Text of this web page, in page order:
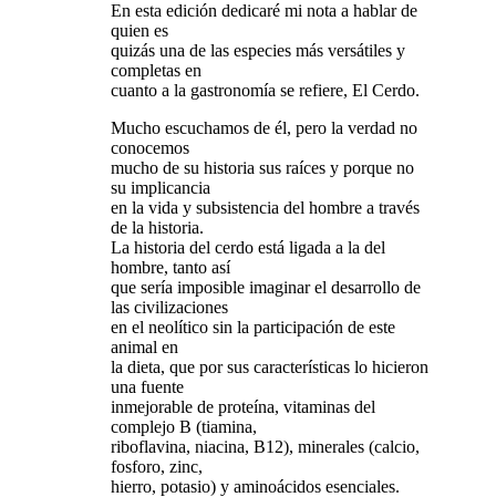
En esta edición dedicaré mi nota a hablar de
quien es
quizás una de las especies más versátiles y
completas en
cuanto a la gastronomía se refiere, El Cerdo.
Mucho escuchamos de él, pero la verdad no
conocemos
mucho de su historia sus raíces y porque no
su implicancia
en la vida y subsistencia del hombre a través
de la historia.
La historia del cerdo está ligada a la del
hombre, tanto así
que sería imposible imaginar el desarrollo de
las civilizaciones
en el neolítico sin la participación de este
animal en
la dieta, que por sus características lo hicieron
una fuente
inmejorable de proteína, vitaminas del
complejo B (tiamina,
riboflavina, niacina, B12), minerales (calcio,
fosforo, zinc,
hierro, potasio) y aminoácidos esenciales.